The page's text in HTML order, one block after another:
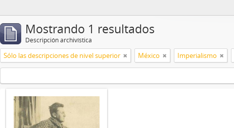
Mostrando 1 resultados
Descripción archivística
Sólo las descripciones de nivel superior México Imperialismo